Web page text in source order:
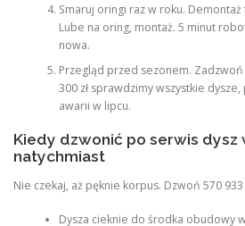
Smaruj oringi raz w roku.
Lube na oring, montaż. 5 minut
nowa.
Przegląd przed sezonem.
300 zł sprawdzimy wszystkie
awarii w lipcu.
Kiedy dzwonić po serwis dysz
natychmiast
Nie czekaj, aż pęknie korpus. Dzwoń 570 933
Dysza cieknie do środka obudowy